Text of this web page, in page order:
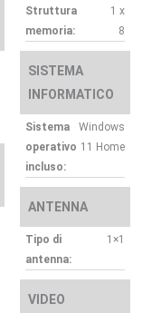
Struttura
memoria:
1 x
8
SISTEMA
INFORMATICO
Sistema
operativo
incluso:
Windows
11 Home
ANTENNA
Tipo di
antenna:
1×1
VIDEO